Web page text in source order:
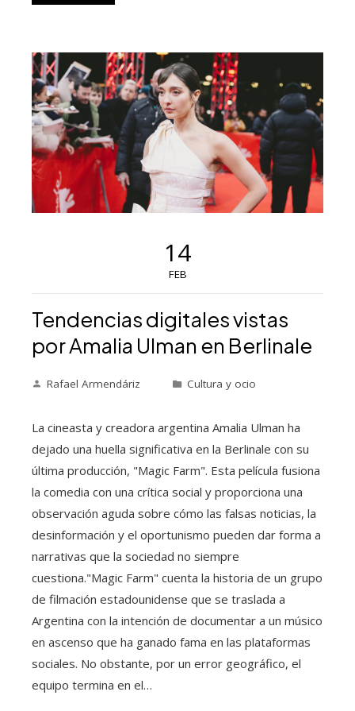
14
FEB
Tendencias digitales vistas
por Amalia Ulman en Berlinale
Rafael Armendáriz Cultura y ocio
La cineasta y creadora argentina Amalia Ulman ha
dejado una huella significativa en la Berlinale con su
última producción, "Magic Farm". Esta película fusiona
la comedia con una crítica social y proporciona una
observación aguda sobre cómo las falsas noticias, la
desinformación y el oportunismo pueden dar forma a
narrativas que la sociedad no siempre
cuestiona."Magic Farm" cuenta la historia de un grupo
de filmación estadounidense que se traslada a
Argentina con la intención de documentar a un músico
en ascenso que ha ganado fama en las plataformas
sociales. No obstante, por un error geográfico, el
equipo termina en el…